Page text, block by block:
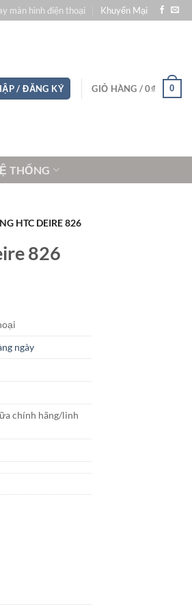
màn hình điện thoại Khuyến Mại
/ ĐĂNG KÝ GIỎ HÀNG /0₫ 0
THỐNG
HTC DEIRE 826
826
ngày
chính hãng/linh